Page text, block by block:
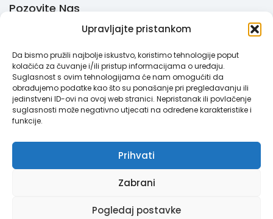
Upravljajte pristankom
Da bismo pružili najbolje iskustvo, koristimo tehnologije poput
kolačića za čuvanje i/ili pristup informacijama o uređaju.
Suglasnost s ovim tehnologijama će nam omogućiti da
obrađujemo podatke kao što su ponašanje pri pregledavanju ili
jedinstveni ID-ovi na ovoj web stranici. Nepristanak ili povlačenje
suglasnosti može negativno utjecati na određene karakteristike i
funkcije.
Prihvati
Zabrani
Pogledaj postavke
Pozovite Nas
+385 51 770 710
Email
info@megabooker.hr
WhatsApp / Viber